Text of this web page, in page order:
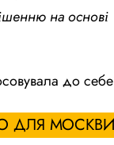
на основі
до
ДЛЯ МОСКВИ